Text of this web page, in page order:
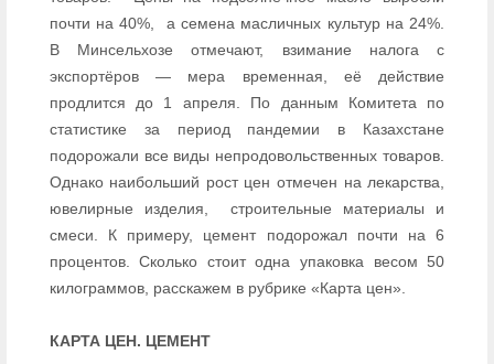
почти на 40%, а семена масличных культур на 24%.
В Минсельхозе отмечают, взимание налога с
экспортёров — мера временная, её действие
продлится до 1 апреля. По данным Комитета по
статистике за период пандемии в Казахстане
подорожали все виды непродовольственных товаров.
Однако наибольший рост цен отмечен на лекарства,
ювелирные изделия, строительные материалы и
смеси. К примеру, цемент подорожал почти на 6
процентов. Сколько стоит одна упаковка весом 50
килограммов, расскажем в рубрике «Карта цен».
КАРТА ЦЕН. ЦЕМЕНТ